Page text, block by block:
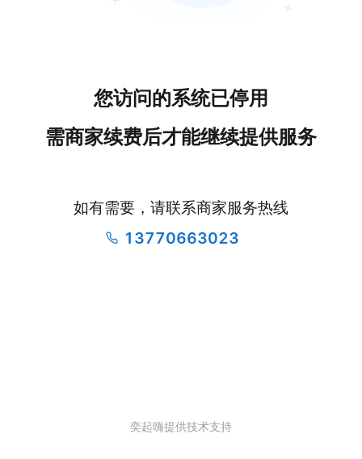
您访问的系统已停用
需商家续费后才能继续提供服务
如有需要，请联系商家服务热线
13770663023
奕起嗨提供技术支持